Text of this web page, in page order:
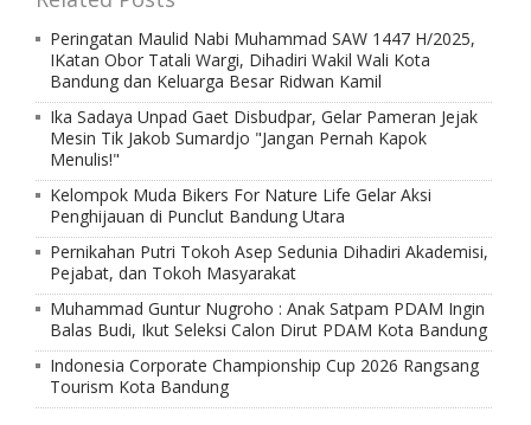
Peringatan Maulid Nabi Muhammad SAW 1447 H/2025,
IKatan Obor Tatali Wargi, Dihadiri Wakil Wali Kota
Bandung dan Keluarga Besar Ridwan Kamil
Ika Sadaya Unpad Gaet Disbudpar, Gelar Pameran Jejak
Mesin Tik Jakob Sumardjo "Jangan Pernah Kapok
Menulis!"
Kelompok Muda Bikers For Nature Life Gelar Aksi
Penghijauan di Punclut Bandung Utara
Pernikahan Putri Tokoh Asep Sedunia Dihadiri Akademisi,
Pejabat, dan Tokoh Masyarakat
Muhammad Guntur Nugroho : Anak Satpam PDAM Ingin
Balas Budi, Ikut Seleksi Calon Dirut PDAM Kota Bandung
Indonesia Corporate Championship Cup 2026 Rangsang
Tourism Kota Bandung